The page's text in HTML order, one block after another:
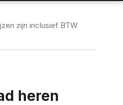
zijn inclusief BTW
heren